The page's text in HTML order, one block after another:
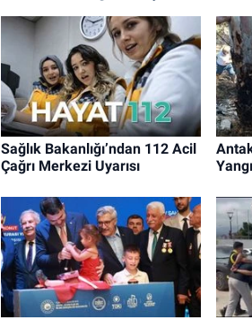
Sağlık Bakanlığı’ndan 112 Acil
Çağrı Merkezi Uyarısı